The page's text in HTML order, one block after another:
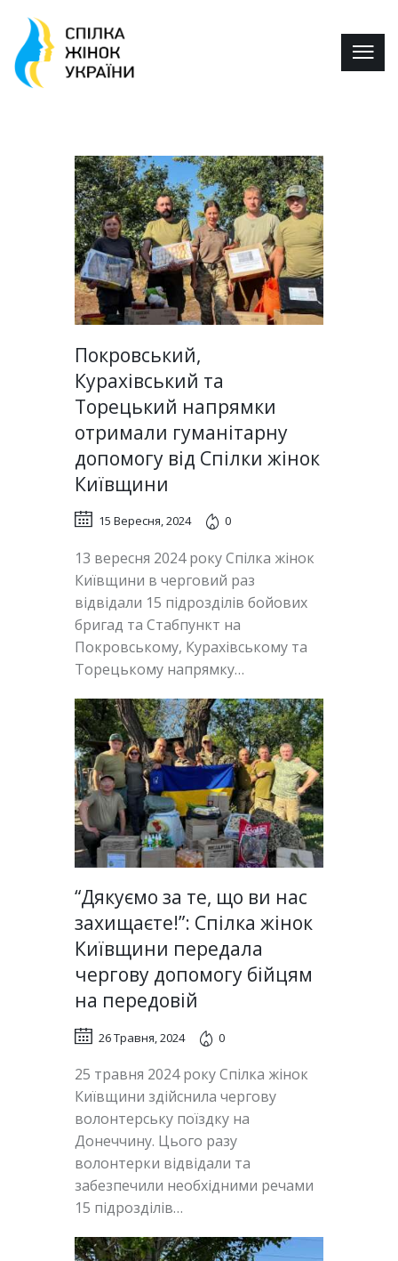
Покровський,
Курахівський та
Торецький напрямки
отримали гуманітарну
допомогу від Спілки жінок
Київщини
15 Вересня, 2024 0
13 вересня 2024 року Спілка жінок
Київщини в черговий раз
відвідали 15 підрозділів бойових
бригад та Стабпункт на
Покровському, Курахівському та
Торецькому напрямку…
“Дякуємо за те, що ви нас
захищаєте!”: Спілка жінок
Київщини передала
чергову допомогу бійцям
на передовій
26 Травня, 2024 0
25 травня 2024 року Спілка жінок
Київщини здійснила чергову
волонтерську поїздку на
Донеччину. Цього разу
волонтерки відвідали та
забезпечили необхідними речами
15 підрозділів…